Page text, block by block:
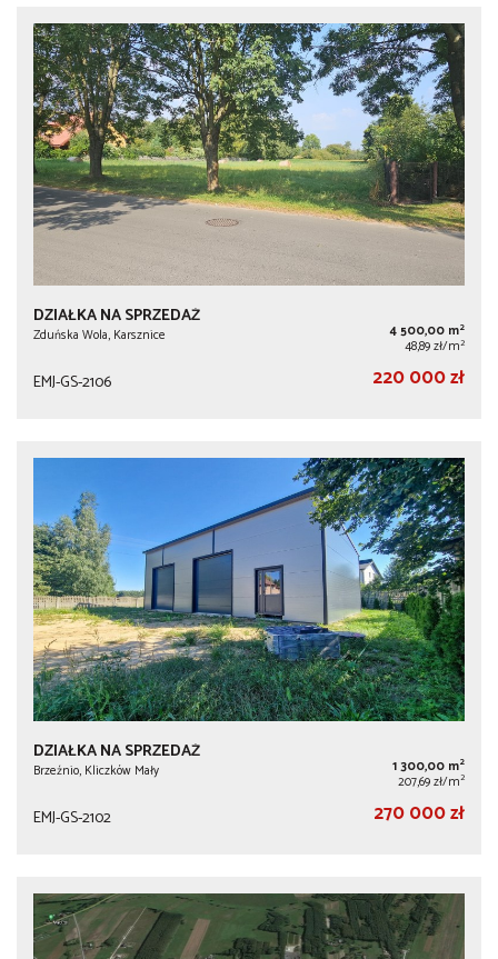
DZIAŁKA NA SPRZEDAŻ
Zduńska Wola, Karsznice 4 500,00 m2
48,89 zł/m2
EMJ-GS-2106 220 000 zł
DZIAŁKA NA SPRZEDAŻ
Brzeźnio, Kliczków Mały 1 300,00 m2
207,69 zł/m2
EMJ-GS-2102 270 000 zł